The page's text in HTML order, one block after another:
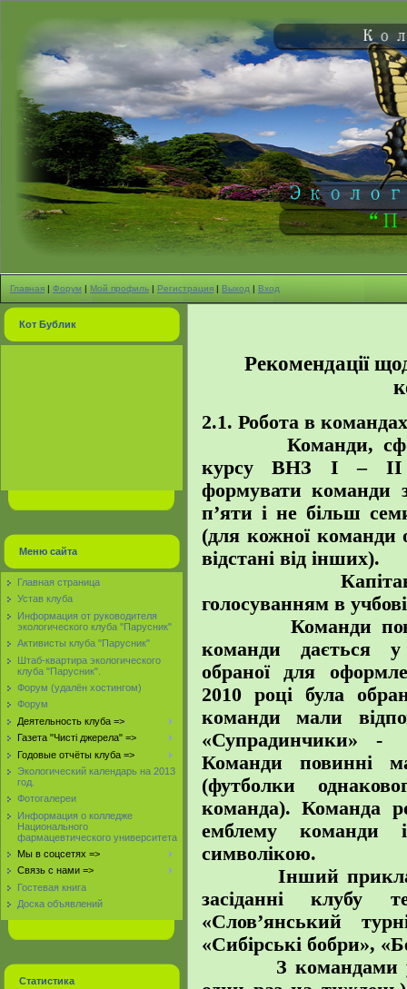
Главная | Форум | Мой профиль | Регистрация | Выход | Вход
Кот Бублик
Меню сайта
Главная страница
Устав клуба
Информация от руководителя
экологического клуба "Парусник"
Активисты клуба "Парусник"
Штаб-квартира экологического
клуба "Парусник".
Форум (удалён хостингом)
Форум
Деятельность клуба =>
Газета "Чисті джерела" =>
Годовые отчёты клуба =>
Экологический календарь на 2013
год.
Фотогалереи
Информация о колледже
Национального
фармацевтического университета
Мы в соцсетях =>
Связь с нами =>
Гостевая книга
Доска объявлений
Статистика
Рекомендації
2.1. Робота в
Команди,
курсу ВНЗ І – ІІ
формувати команди
п’яти і не більш
(для кожної команди
відстані від інших).
Капітани
голосуванням в
Команди
команди дається у
обраної для
2010 році була
команди мали
«Супрадинчики» -
Команди повинні
(футболки
команда). Команда
емблему команди
символікою.
Інший приклад:
засіданні клубу
«Слов’янський
«Сибірські бобри»,
З командами у